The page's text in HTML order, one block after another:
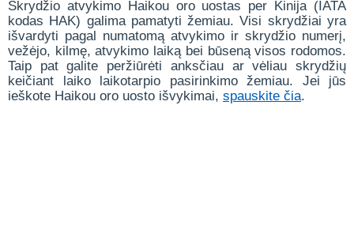
Skrydžio atvykimo Haikou oro uostas per Kinija (IATA
kodas HAK) galima pamatyti žemiau. Visi skrydžiai yra
išvardyti pagal numatomą atvykimo ir skrydžio numerį,
vežėjo, kilmę, atvykimo laiką bei būseną visos rodomos.
Taip pat galite peržiūrėti anksčiau ar vėliau skrydžių
keičiant laiko laikotarpio pasirinkimo žemiau. Jei jūs
ieškote Haikou oro uosto išvykimai, spauskite čia.